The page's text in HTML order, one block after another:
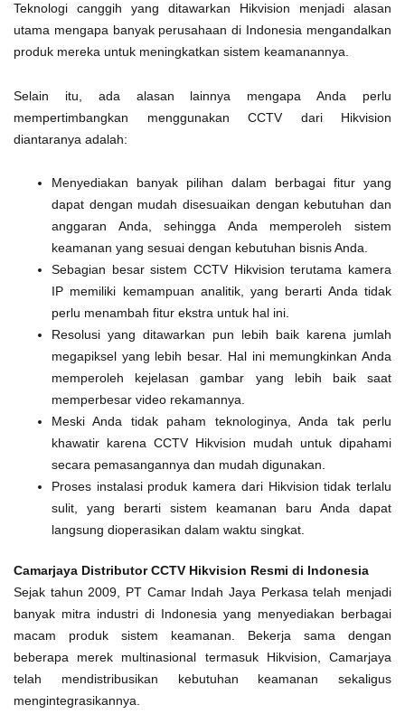
Teknologi canggih yang ditawarkan Hikvision menjadi alasan
utama mengapa banyak perusahaan di Indonesia mengandalkan
produk mereka untuk meningkatkan sistem keamanannya.
Selain itu, ada alasan lainnya mengapa Anda perlu
mempertimbangkan menggunakan CCTV dari Hikvision
diantaranya adalah:
Menyediakan banyak pilihan dalam berbagai fitur yang
dapat dengan mudah disesuaikan dengan kebutuhan dan
anggaran Anda, sehingga Anda memperoleh sistem
keamanan yang sesuai dengan kebutuhan bisnis Anda.
Sebagian besar sistem CCTV Hikvision terutama kamera
IP memiliki kemampuan analitik, yang berarti Anda tidak
perlu menambah fitur ekstra untuk hal ini.
Resolusi yang ditawarkan pun lebih baik karena jumlah
megapiksel yang lebih besar. Hal ini memungkinkan Anda
memperoleh kejelasan gambar yang lebih baik saat
memperbesar video rekamannya.
Meski Anda tidak paham teknologinya, Anda tak perlu
khawatir karena CCTV Hikvision mudah untuk dipahami
secara pemasangannya dan mudah digunakan.
Proses instalasi produk kamera dari Hikvision tidak terlalu
sulit, yang berarti sistem keamanan baru Anda dapat
langsung dioperasikan dalam waktu singkat.
Camarjaya Distributor CCTV Hikvision Resmi di Indonesia
Sejak tahun 2009, PT Camar Indah Jaya Perkasa telah menjadi
banyak mitra industri di Indonesia yang menyediakan berbagai
macam produk sistem keamanan. Bekerja sama dengan
beberapa merek multinasional termasuk Hikvision, Camarjaya
telah mendistribusikan kebutuhan keamanan sekaligus
mengintegrasikannya.